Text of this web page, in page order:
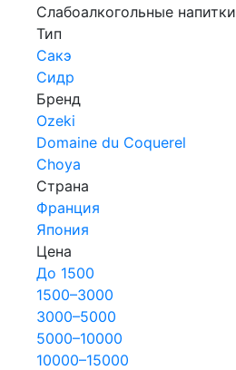
Слабоалкогольные напитки
Тип
Сакэ
Сидр
Бренд
Ozeki
Domaine du Coquerel
Choya
Страна
Франция
Япония
Цена
До 1500
1500–3000
3000–5000
5000–10000
10000–15000